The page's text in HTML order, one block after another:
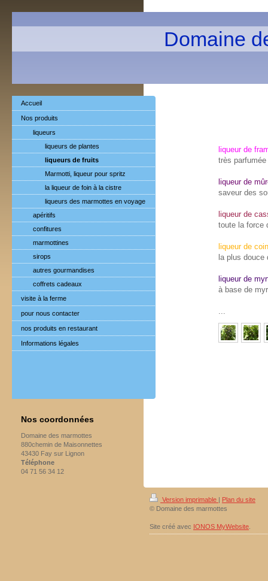
Domaine
liqueur de
très
liqueur de
saveur des
liqueur de
toute la force
liqueur de
la plus douce
liqueur de
à base de
...
Accueil
Nos produits
liqueurs
liqueurs de plantes
liqueurs de fruits
Marmotti, liqueur pour spritz
la liqueur de foin à la cistre
liqueurs des marmottes en voyage
apéritifs
confitures
marmottines
sirops
autres gourmandises
coffrets cadeaux
visite à la ferme
pour nous contacter
nos produits en restaurant
Informations légales
Nos coordonnées
Domaine des marmottes
880chemin de Maisonnettes
43430 Fay sur Lignon
Téléphone
04 71 56 34 12
Version imprimable | Plan du site
© Domaine des marmottes
Site créé avec IONOS MyWebsite